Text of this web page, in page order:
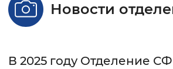
Стандартный
Новости
В 2025 году Отделение